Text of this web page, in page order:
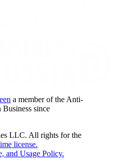
a member of the Anti-
since
LLC. All rights for the
license.
and Usage Policy.